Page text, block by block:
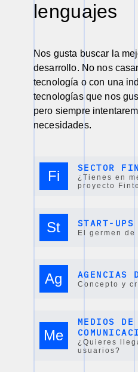
lenguajes
Nos gusta buscar la
desarrollo. No nos
tecnología o con una
tecnologías que nos
pero siempre
necesidades.
Fi SECTOR
¿Tienes en
proyecto
St START-UPS
El germen de
Ag AGENCIAS
Concepto y
Me
MEDIOS DE
¿Quieres
usuarios?